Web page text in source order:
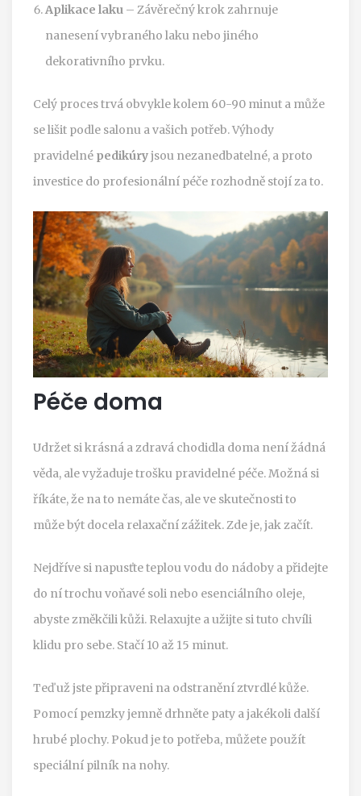
Aplikace laku – Závěrečný krok zahrnuje
nanesení vybraného laku nebo jiného
dekorativního prvku.
Celý proces trvá obvykle kolem 60-90 minut a může
se lišit podle salonu a vašich potřeb. Výhody
pravidelné pedikúryjsou nezanedbatelné, a proto
investice do profesionální péče rozhodně stojí za to.
Péče doma
Udržet si krásná a zdravá chodidla doma není žádná
věda, ale vyžaduje trošku pravidelné péče. Možná si
říkáte, že na to nemáte čas, ale ve skutečnosti to
může být docela relaxační zážitek. Zde je, jak začít.
Nejdříve si napusťte teplou vodu do nádoby a přidejte
do ní trochu voňavé soli nebo esenciálního oleje,
abyste změkčili kůži. Relaxujte a užijte si tuto chvíli
klidu pro sebe. Stačí 10 až 15 minut.
Teď už jste připraveni na odstranění ztvrdlé kůže.
Pomocí pemzky jemně drhněte paty a jakékoli další
hrubé plochy. Pokud je to potřeba, můžete použít
speciální pilník na nohy.